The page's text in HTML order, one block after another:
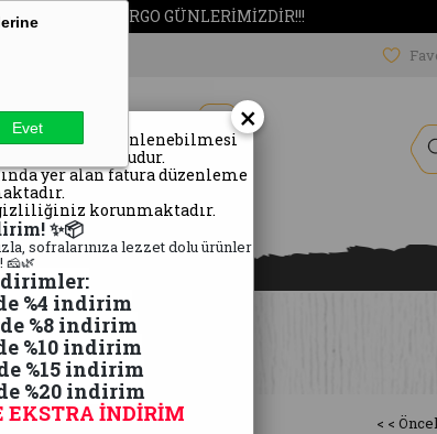
Evet
3000 TL ÜZERİ
Kars Yağ
Ürünleri
Yöresel
Ürünler
< <
×
fatura düzenlenebilmesi
zorunludur.
yer alan fatura düzenleme
korunmaktadır.
✨📦
sofralarınıza lezzet dolu ürünler
🧀🌿
%4 indirim
%8 indirim
%10 indirim
%15 indirim
%20 indirim
EKSTRA İNDİRİM